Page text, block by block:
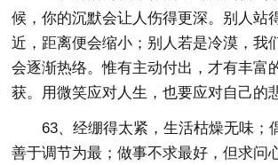
候，你的沉默会让人伤得更深。别人站
近，距离便会缩小；别人若是冷漠，我
会逐渐热络。惟有主动付出，才有丰富
获。用微笑应对人生，也要应对自己的
63、经绷得太紧，生活枯燥无味；
善于调节为最；做事不求最好，但求问